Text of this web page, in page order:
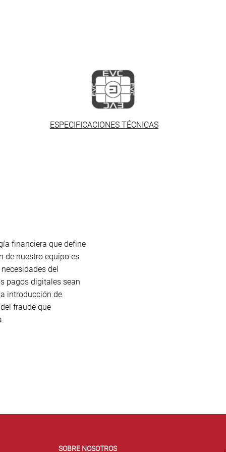
ESPECIFICACIONES TÉCNICAS
financiera que define
de nuestro equipo es
del
pagos digitales sean
introducción de
fraude que
SOBRE NOSOTROS